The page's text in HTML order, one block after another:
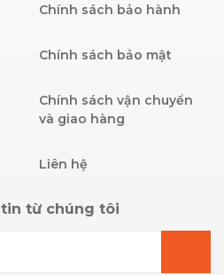
Chính sách bảo hành
Chính sách bảo mật
Chính sách vận chuyển
và giao hàng
Liên hệ
từ chúng tôi